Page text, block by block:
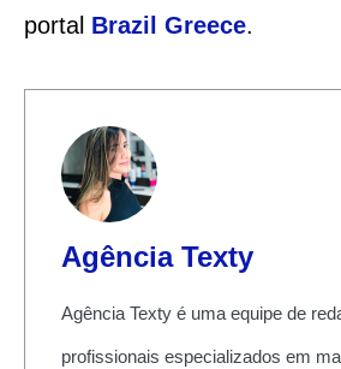
portal Brazil Greece.
Agência Texty
Agência Texty é uma equipe de
profissionais especializados em